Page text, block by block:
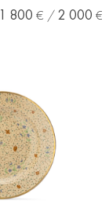
1 800 2 000